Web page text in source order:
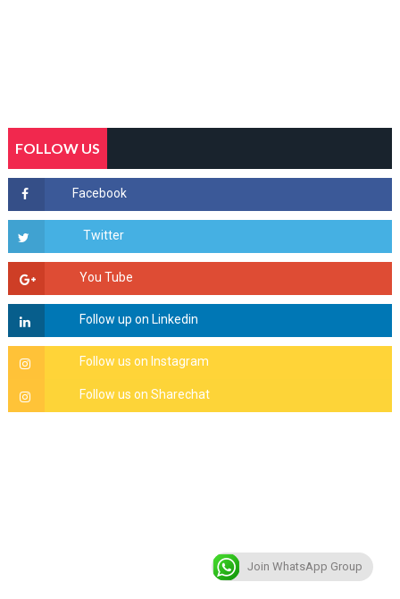
FOLLOW US
Join WhatsApp Group